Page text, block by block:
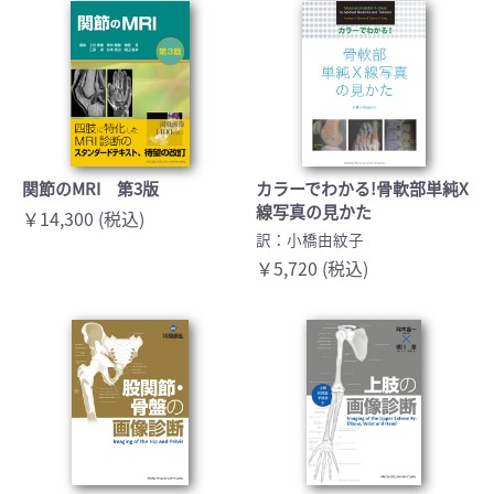
関節のMRI 第3版
￥14,300 (税込)
カラーでわかる!骨軟部単純X
線写真の見かた
訳：小橋由紋子
￥5,720 (税込)